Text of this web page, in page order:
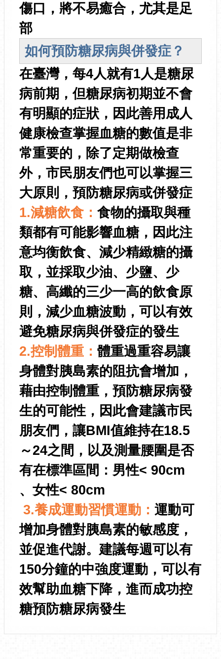
傷口，將不易癒合，尤其是足
部
如何預防糖尿病與併發症？
在臺灣，每4人就有1人是糖尿
病前期，但糖尿病初期並不會
有明顯的症狀，因此善用成人
健康檢查掌握血糖的數值是非
常重要的，除了定期做檢查
外，市民朋友們也可以掌握三
大原則，預防糖尿病或併發症
1.減糖飲食： 食物的攝取與種
類都有可能影響血糖，因此注
意均衡飲食、減少精緻糖的攝
取，並採取少油、少鹽、少
糖、高纖的三少一高的飲食原
則，減少血糖波動，可以有效
避免糖尿病與併發症的發生
2.控制體重： 體重過重容易讓
身體對胰島素的阻抗會增加，
藉由控制體重，預防糖尿病發
生的可能性，因此會建議市民
朋友們，讓BMI值維持在18.5
～24之間，以及測量腰圍是否
有在標準區間：男性< 90cm
、女性< 80cm
3.養成運動習慣運動： 運動可
增加身體對胰島素的敏感度，
並促進代謝。建議每週可以有
150分鐘的中強度運動，可以有
效幫助血糖下降，進而成功控
糖預防糖尿病發生